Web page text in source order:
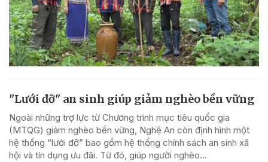
"Lưới đỡ" an sinh giúp giảm nghèo bền vững
Ngoài những trợ lực từ Chương trình mục tiêu quốc gia
(MTQG) giảm nghèo bền vững, Nghệ An còn định hình một
hệ thống “lưới đỡ” bao gồm hệ thống chính sách an sinh xã
hội và tín dụng ưu đãi. Từ đó, giúp người nghèo...